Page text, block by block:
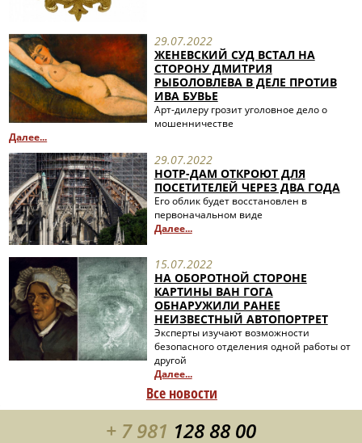
29.07.2022
ЖЕНЕВСКИЙ СУД ВСТАЛ НА
СТОРОНУ ДМИТРИЯ
РЫБОЛОВЛЕВА В ДЕЛЕ ПРОТИВ
ИВА БУВЬЕ
Арт-дилеру грозит уголовное дело о
мошенничестве
Далее...
29.07.2022
НОТР-ДАМ ОТКРОЮТ ДЛЯ
ПОСЕТИТЕЛЕЙ ЧЕРЕЗ ДВА ГОДА
Его облик будет восстановлен в
первоначальном виде
Далее...
15.07.2022
НА ОБОРОТНОЙ СТОРОНЕ
КАРТИНЫ ВАН ГОГА
ОБНАРУЖИЛИ РАНЕЕ
НЕИЗВЕСТНЫЙ АВТОПОРТРЕТ
Эксперты изучают возможности
безопасного отделения одной работы от
другой
Далее...
Все новости
+ 7 981 128 88 00